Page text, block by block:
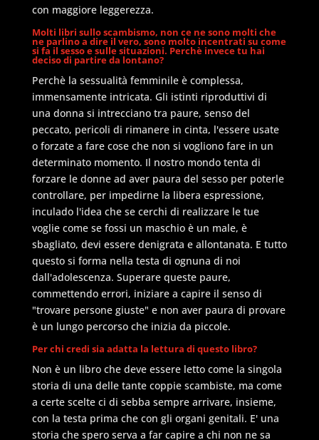
con maggiore leggerezza.
Molti libri sullo scambismo, non ce ne sono molti che
ne parlino a dire il vero, sono molto incentrati su come
si fa il sesso e sulle situazioni. Perchè invece tu hai
deciso di partire da lontano?
Perchè la sessualità femminile è complessa,
immensamente intricata. Gli istinti riproduttivi di
una donna si intrecciano tra paure, senso del
peccato, pericoli di rimanere in cinta, l'essere usate
o forzate a fare cose che non si vogliono fare in un
determinato momento. Il nostro mondo tenta di
forzare le donne ad aver paura del sesso per poterle
controllare, per impedirne la libera espressione,
inculado l'idea che se cerchi di realizzare le tue
voglie come se fossi un maschio è un male, è
sbagliato, devi essere denigrata e allontanata. E tutto
questo si forma nella testa di ognuna di noi
dall'adolescenza. Superare queste paure,
commettendo errori, iniziare a capire il senso di
"trovare persone giuste" e non aver paura di provare
è un lungo percorso che inizia da piccole.
Per chi credi sia adatta la lettura di questo libro?
Non è un libro che deve essere letto come la singola
storia di una delle tante coppie scambiste, ma come
a certe scelte ci di sebba sempre arrivare, insieme,
con la testa prima che con gli organi genitali. E' una
storia che spero serva a far capire a chi non ne sa